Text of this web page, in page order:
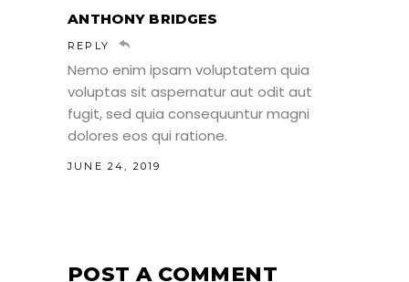
ANTHONY BRIDGES
REPLY
Nemo enim ipsam voluptatem quia
voluptas sit aspernatur aut odit aut
fugit, sed quia consequuntur magni
dolores eos qui ratione.
JUNE 24, 2019
POST A COMMENT